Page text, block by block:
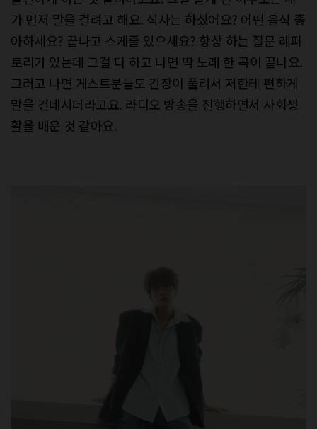
가 먼저 말을 걸려고 해요. 식사는 하셨어요? 어떤 음식 좋
아하세요? 끝나고 스케줄 있으세요? 항상 하는 질문 레퍼
토리가 있는데 그걸 다 하고 나면 딱 노래 한 곡이 끝나요.
그러고 나면 게스트분들도 긴장이 풀려서 저한테 편하게
말을 건네시더라고요. 라디오 방송을 진행하면서 사회생
활을 배운 것 같아요.